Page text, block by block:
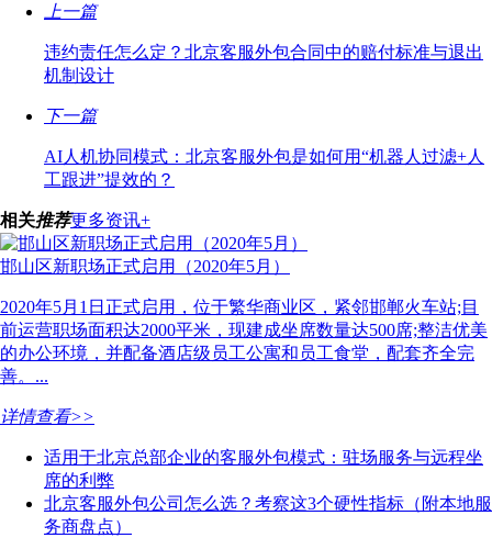
上一篇
违约责任怎么定？北京客服外包合同中的赔付标准与退出
机制设计
下一篇
AI人机协同模式：北京客服外包是如何用“机器人过滤+人
工跟进”提效的？
相关推荐更多资讯+
邯山区新职场正式启用（2020年5月）
2020年5月1日正式启用，位于繁华商业区，紧邻邯郸火车站;目
前运营职场面积达2000平米，现建成坐席数量达500席;整洁优美
的办公环境，并配备酒店级员工公寓和员工食堂，配套齐全完
善。...
详情查看>>
适用于北京总部企业的客服外包模式：驻场服务与远程坐
席的利弊
北京客服外包公司怎么选？考察这3个硬性指标（附本地服
务商盘点）